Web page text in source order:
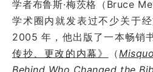
学者布鲁斯·梅茨格（Bruce
学术圈内就发表过不少关于
2005 年，他出版了一本畅
传抄、更改的内幕》
（
Behind Who Changed the